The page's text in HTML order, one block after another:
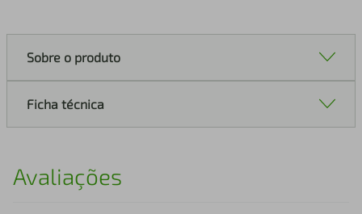
Sobre o produto
Ficha técnica
Avaliações